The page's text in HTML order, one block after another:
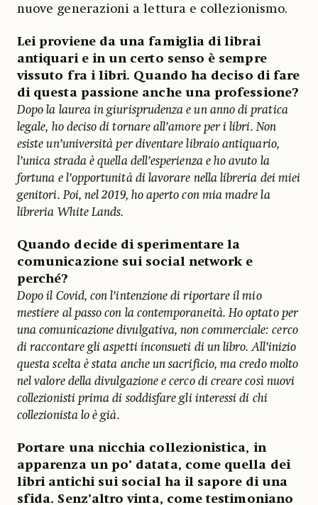
nuove generazioni a lettura e collezionismo.
Lei proviene da una famiglia di librai
antiquari e in un certo senso è sempre
vissuto fra i libri. Quando ha deciso di fare
di questa passione anche una professione?
Dopo la laurea in giurisprudenza e un anno di pratica
legale, ho deciso di tornare all’amore per i libri. Non
esiste un’università per diventare libraio antiquario,
l’unica strada è quella dell’esperienza e ho avuto la
fortuna e l’opportunità di lavorare nella libreria dei miei
genitori. Poi, nel 2019, ho aperto con mia madre la
libreria White Lands.
Quando decide di sperimentare la
comunicazione sui social network e
perché?
Dopo il Covid, con l’intenzione di riportare il mio
mestiere al passo con la contemporaneità. Ho optato per
una comunicazione divulgativa, non commerciale: cerco
di raccontare gli aspetti inconsueti di un libro. All’inizio
questa scelta è stata anche un sacrificio, ma credo molto
nel valore della divulgazione e cerco di creare così nuovi
collezionisti prima di soddisfare gli interessi di chi
collezionista lo è già.
Portare una nicchia collezionistica, in
apparenza un po’ datata, come quella dei
libri antichi sui social ha il sapore di una
sfida. Senz’altro vinta, come testimoniano